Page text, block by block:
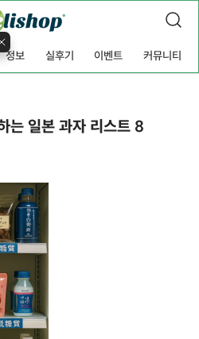
정보 실후기 이벤트 커뮤니티
는 일본 과자 리스트 8